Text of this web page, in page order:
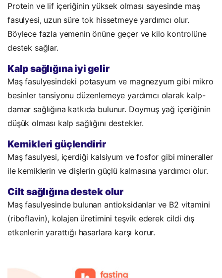
Protein ve lif içeriğinin yüksek olması sayesinde maş
fasulyesi, uzun süre tok hissetmeye yardımcı olur.
Böylece fazla yemenin önüne geçer ve kilo kontrolüne
destek sağlar.
Kalp sağlığına iyi gelir
Maş fasulyesindeki potasyum ve magnezyum gibi mikro
besinler tansiyonu düzenlemeye yardımcı olarak kalp-
damar sağlığına katkıda bulunur. Doymuş yağ içeriğinin
düşük olması kalp sağlığını destekler.
Kemikleri güçlendirir
Maş fasulyesi, içerdiği kalsiyum ve fosfor gibi mineraller
ile kemiklerin ve dişlerin güçlü kalmasına yardımcı olur.
Cilt sağlığına destek olur
Maş fasulyesinde bulunan antioksidanlar ve B2 vitamini
(riboflavin), kolajen üretimini teşvik ederek cildi dış
etkenlerin yarattığı hasarlara karşı korur.